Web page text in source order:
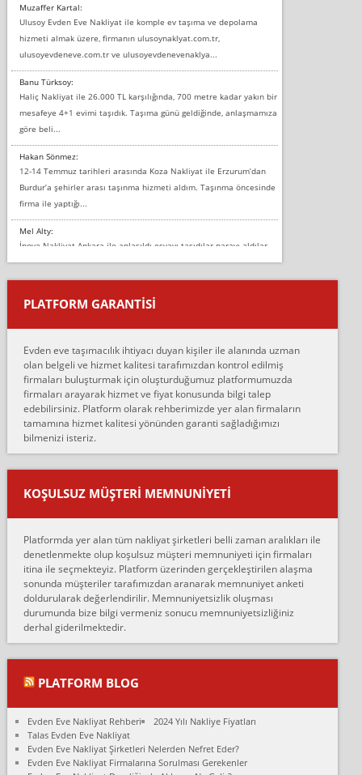
Muzaffer Kartal:
Ulusoy Evden Eve Nakliyat ile komple ev taşıma ve depolama
hizmeti almak üzere, firmanın ulusoynaklyat.com.tr,
ulusoyevdeneve.com.tr ve ulusoyevdenevenaklya...
Banu Türksoy:
Haliç Nakliyat ile 26.000 TL karşılığında, 700 metre kadar yakın bir
mesafeye 4+1 evimi taşıdık. Taşıma günü geldiğinde, anlaşmamıza
göre beli...
Hakan Sönmez:
12-14 Temmuz tarihleri arasında Koza Nakliyat ile Erzurum’dan
Burdur’a şehirler arası taşınma hizmeti aldım. Taşınma öncesinde
firma ile yaptığı...
Mel Alty:
İnova Nakliyat Ankara ile anlaşıldı eşyayı taşıdılar parayı aldılar.
Salon duvarına bir baktım birisi boydan alüminyum renkli bantı
yapıştırm...
Murat:
çalıştıklarını, müş...
Ahmet:
Lüleburgaz güngünes evden eve naklyat eşyalarımı taşımak için
anlaştık sabah eve geldiklerinde de eşyalarımı düzgün şekilde
sarcaz demelerine r...
mehmet güldü:
Ankara ALİCANLAR NAKLİYAT Tutarsız ve ticari ahlak problemleri
var verdikleri fiyat teklifini arttırdılar. Sonrasında taşıma gününde
oldukça tutarsı...
Ankara Alicanlar naklyat tel 5465524025. 2600 TL'ye ankaradan
Konya ya Alicanlar naklyat la anlaştık bu şahıs evin taşınacağı gün
fiyatın mazoto gele...
Fatih kokmese:
Diyarbakır dan eşyamı getirtmek için anlaştım sözleşme yaptım.
Son anda fiyat artırdılar.. mecburiyetten tasittim.. bu kişiler ağrılı
Ali:
olduk. Asansörlü dediler sonra uraya asansör kurulmaz dediler
fark istediler. ortada asa...
Nimet:
Ben 2021 Ağustos ilk haftası Evimi taşıdım yani İstanbul'un bir
PLATFORM GARANTİSİ
Evden eve taşımacılık ihtiyacı duyan kişiler ile alanında uzman
olan belgeli ve hizmet kalitesi tarafımızdan kontrol edilmiş
firmaları buluşturmak için oluşturduğumuz platformumuzda
firmaları arayarak hizmet ve fiyat konusunda bilgi talep
edebilirsiniz. Platform olarak rehberimizde yer alan firmaların
tamamına hizmet kalitesi yönünden garanti sağladığımızı
bilmenizi isteriz.
KOŞULSUZ MÜŞTERI MEMNUNIYETI
Platformda yer alan tüm nakliyat şirketleri belli zaman aralıkları ile
denetlenmekte olup koşulsuz müşteri memnuniyeti için firmaları
itina ile seçmekteyiz. Platform üzerinden gerçekleştirilen alaşma
sonunda müşteriler tarafımızdan aranarak memnuniyet anketi
doldurularak değerlendirilir. Memnuniyetsizlik oluşması
durumunda bize bilgi vermeniz sonucu memnuniyetsizliğiniz
derhal giderilmektedir.
PLATFORM BLOG
Evden Eve Nakliyat Rehberi
2024 Yılı Nakliye Fiyatları
Talas Evden Eve Nakliyat
Evden Eve Nakliyat Şirketleri Nelerden Nefret Eder?
Evden Eve Nakliyat Firmalarına Sorulması Gerekenler